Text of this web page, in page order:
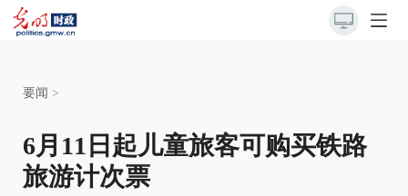
要闻 >
6月11日起儿童旅客可购买铁路
旅游计次票